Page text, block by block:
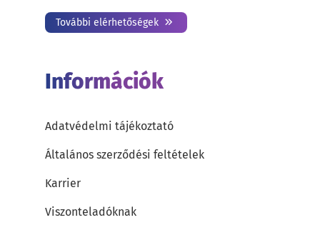
További elérhetőségek
Információk
Adatvédelmi tájékoztató
Általános szerződési feltételek
Karrier
Viszonteladóknak